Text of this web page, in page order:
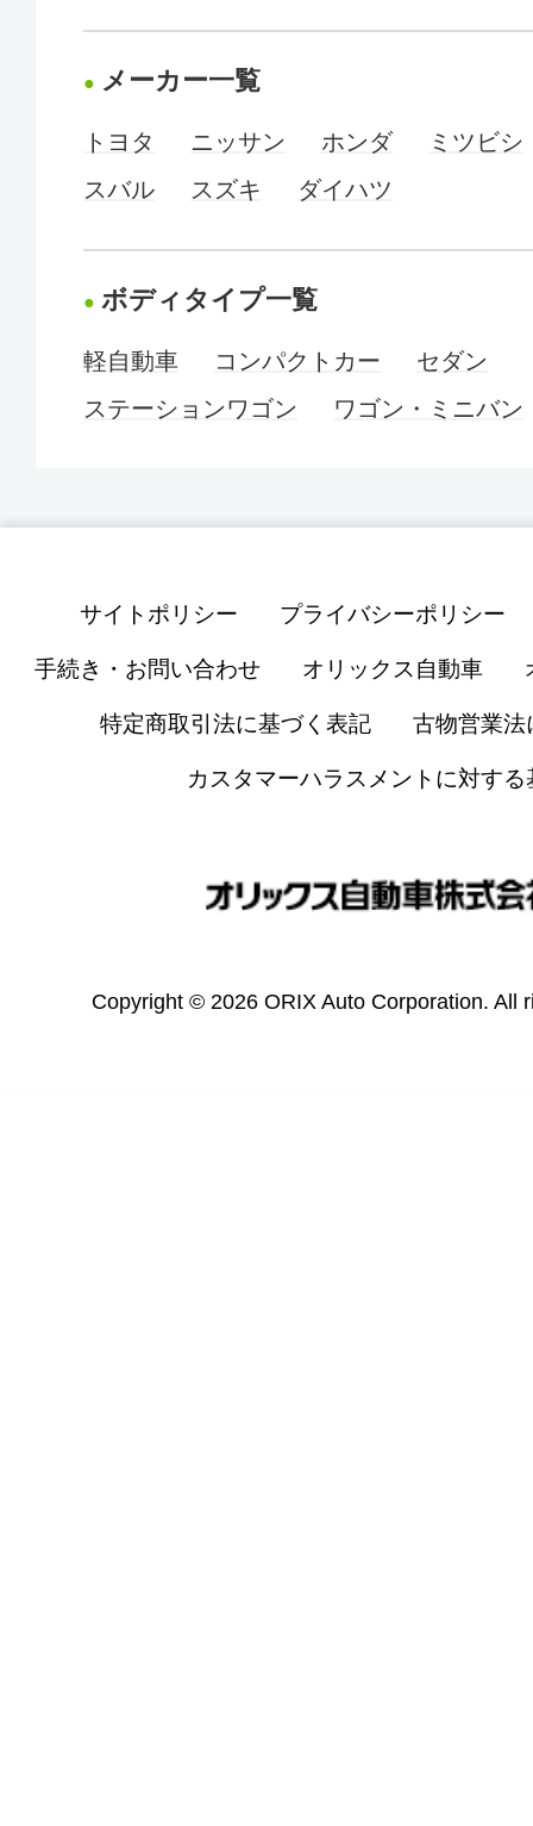
メーカー一覧
トヨタ ニッサン ホンダ
ミツビシ
スバル
スズキ ダイハツ
ボディタイプ一覧
軽自動車 コンパクトカー
セダン
ステーションワゴン
ワゴン・ミニバン
サイトポリシー プライバシーポリシー
手続き・お問い合わせ オリックス自動車
特定商取引法に基づく表記 古物営業法
カスタマーハラスメントに対する
Copyright © 2026 ORIX Auto Corporation. All